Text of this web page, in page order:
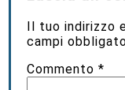
Il tuo indirizzo
campi
Commento*